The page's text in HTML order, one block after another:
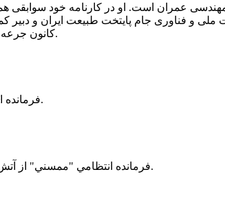
عمران است. او در کارنامه خود
و فناوری جام پایتخت طبیعت ایران و دبیر
کانون جرعه نور و رئیس کمیته اجرایی اولین دوره مسابقات ملی و فناوری جام پایتخت طبیعت ایران را دارد.
فرمانده انتظامی شهرستان ممسنی از کشف بیش از 37 کیلوگرم تریاک در یک خودروی ام وی ام خبر داد.
فرمانده انتظامي "ممسني" از آتش سوزي 200 هكتار از اراضي كشاورزي واقع در اطراف روستاي "فهلیان" آن شهرستان خبر داد.